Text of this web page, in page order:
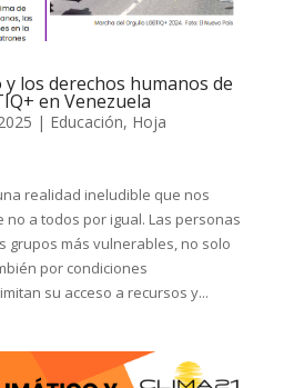
y los derechos humanos de
en Venezuela
| Educación, Hoja
realidad ineludible que nos
a todos por igual. Las personas
grupos más vulnerables, no solo
por condiciones
su acceso a recursos y...